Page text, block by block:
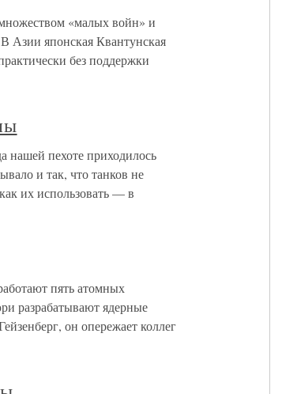
«малых войн» и
Азии японская Квантунская
без поддержки
нашей пехоте приходилось
и так, что танков не
их использовать — в
пять атомных
разрабатывают ядерные
он опережает коллег